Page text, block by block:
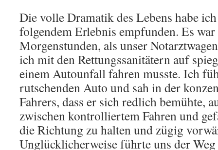
Die volle Dramatik des Lebens habe
folgendem Erlebnis empfunden. Es
Morgenstunden, als unser
ich mit den Rettungssanitätern auf
einem Autounfall fahren musste. Ich
rutschenden Auto und sah in der
Fahrers, dass er sich redlich bemühte,
zwischen kontrolliertem Fahren und
die Richtung zu halten und zügig
Unglücklicherweise führte uns der Weg